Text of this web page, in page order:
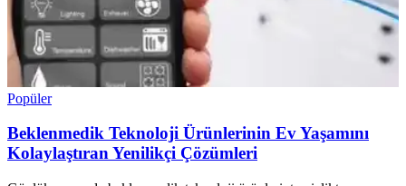
Popüler
Beklenmedik Teknoloji Ürünlerinin Ev Yaşamını
Kolaylaştıran Yenilikçi Çözümleri